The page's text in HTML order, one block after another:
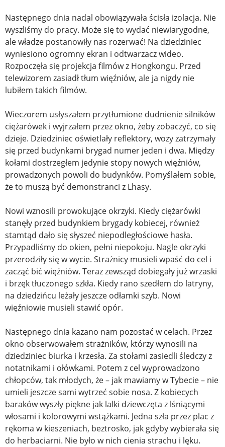
Następnego dnia nadal obowiązywała ścisła izolacja. Nie
wyszliśmy do pracy. Może się to wydać niewiarygodne,
ale władze postanowiły nas rozerwać! Na dziedziniec
wyniesiono ogromny ekran i odtwarzacz wideo.
Rozpoczęła się projekcja filmów z Hongkongu. Przed
telewizorem zasiadł tłum więźniów, ale ja nigdy nie
lubiłem takich filmów.
Wieczorem usłyszałem przytłumione dudnienie silników
ciężarówek i wyjrzałem przez okno, żeby zobaczyć, co się
dzieje. Dziedziniec oświetlały reflektory, wozy zatrzymały
się przed budynkami brygad numer jeden i dwa. Między
kołami dostrzegłem jedynie stopy nowych więźniów,
prowadzonych powoli do budynków. Pomyślałem sobie,
że to muszą być demonstranci z Lhasy.
Nowi wznosili prowokujące okrzyki. Kiedy ciężarówki
stanęły przed budynkiem brygady kobiecej, również
stamtąd dało się słyszeć niepodległościowe hasła.
Przypadliśmy do okien, pełni niepokoju. Nagle okrzyki
przerodziły się w wycie. Strażnicy musieli wpaść do cel i
zacząć bić więźniów. Teraz zewsząd dobiegały już wrzaski
i brzęk tłuczonego szkła. Kiedy rano szedłem do latryny,
na dziedzińcu leżały jeszcze odłamki szyb. Nowi
więźniowie musieli stawić opór.
Następnego dnia kazano nam pozostać w celach. Przez
okno obserwowałem strażników, którzy wynosili na
dziedziniec biurka i krzesła. Za stołami zasiedli śledczy z
notatnikami i ołówkami. Potem z cel wyprowadzono
chłopców, tak młodych, że – jak mawiamy w Tybecie – nie
umieli jeszcze sami wytrzeć sobie nosa. Z kobiecych
baraków wyszły piękne jak lalki dziewczęta z lśniącymi
włosami i kolorowymi wstążkami. Jedna szła przez plac z
rękoma w kieszeniach, beztrosko, jak gdyby wybierała się
do herbaciarni. Nie było w nich cienia strachu i lęku.